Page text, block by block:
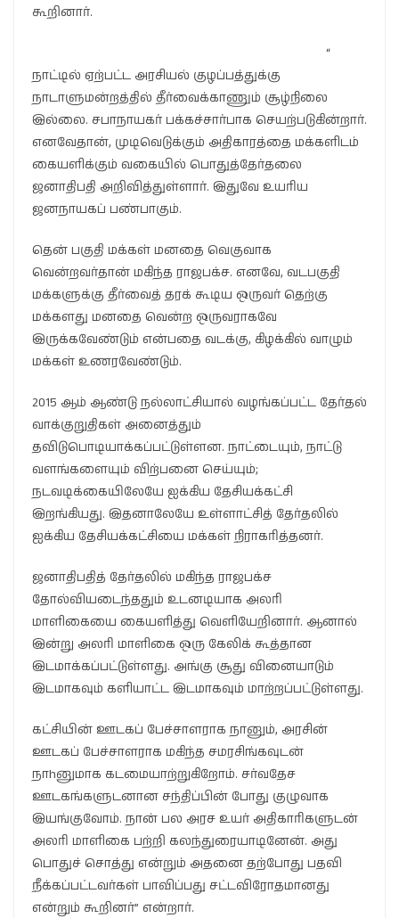
கூறினார்.
“
நாட்டில் ஏற்பட்ட அரசியல் குழப்பத்துக்கு
நாடாளுமன்றத்தில் தீர்வைக்காணும் சூழ்நிலை
இல்லை. சபாநாயகர் பக்கச்சார்பாக செயற்படுகின்றார்.
எனவேதான், முடிவெடுக்கும் அதிகாரத்தை மக்களிடம்
கையளிக்கும் வகையில் பொதுத்தேர்தலை
ஜனாதிபதி அறிவித்துள்ளார். இதுவே உயரிய
ஜனநாயகப் பண்பாகும்.
தென் பகுதி மக்கள் மனதை வெகுவாக
வென்றவர்தான் மகிந்த ராஜபக்ச. எனவே, வடபகுதி
மக்களுக்கு தீர்வைத் தரக் கூடிய ஒருவர் தெற்கு
மக்களது மனதை வென்ற ஒருவராகவே
இருக்கவேண்டும் என்பதை வடக்கு, கிழக்கில் வாழும்
மக்கள் உணரவேண்டும்.
2015 ஆம் ஆண்டு நல்லாட்சியால் வழங்கப்பட்ட தேர்தல்
வாக்குறுதிகள் அனைத்தும்
தவிடுபொடியாக்கப்பட்டுள்ளன. நாட்டையும், நாட்டு
வளங்களையும் விற்பனை செய்யும்;
நடவடிக்கையிலேயே ஐக்கிய தேசியக்கட்சி
இறங்கியது. இதனாலேயே உள்ளாட்சித் தேர்தலில்
ஐக்கிய தேசியக்கட்சியை மக்கள் நிராகரித்தனர்.
ஜனாதிபதித் தேர்தலில் மகிந்த ராஜபக்ச
தோல்வியடைந்ததும் உடனடியாக அலரி
மாளிகையை கையளித்து வெளியேறினார். ஆனால்
இன்று அலரி மாளிகை ஒரு கேலிக் கூத்தான
இடமாக்கப்பட்டுள்ளது. அங்கு சூது வினையாடும்
இடமாகவும் களியாட்ட இடமாகவும் மாற்றப்பட்டுள்ளது.
கட்சியின் ஊடகப் பேச்சாளராக நானும், அரசின்
ஊடகப் பேச்சாளராக மகிந்த சமரசிங்கவுடன்
நாhனுமாக கடமையாற்றுகிறோம். சர்வதேச
ஊடகங்களுடனான சந்திப்பின் போது குழுவாக
இயங்குவோம். நான் பல அரச உயர் அதிகாரிகளுடன்
அலரி மாளிகை பற்றி கலந்துரையாடினேன். அது
பொதுச் சொத்து என்றும் அதனை தற்போது பதவி
நீக்கப்பட்டவர்கள் பாவிப்பது சட்டவிரோதமானது
என்றும் கூறினர்” என்றார்.